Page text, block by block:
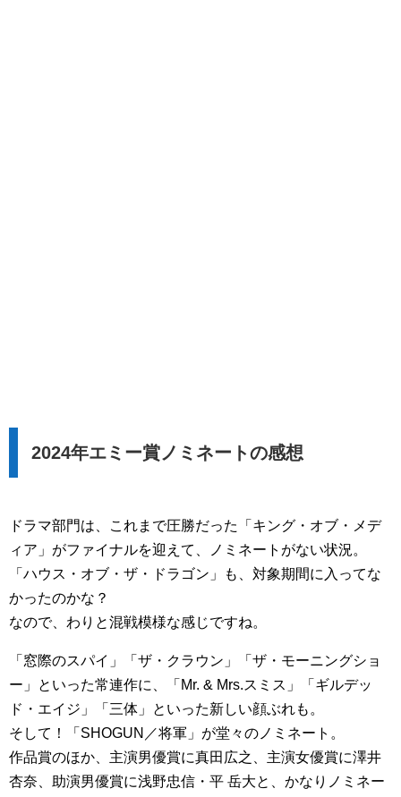
2024年エミー賞ノミネートの感想
ドラマ部門は、これまで圧勝だった「キング・オブ・メデ
ィア」がファイナルを迎えて、ノミネートがない状況。
「ハウス・オブ・ザ・ドラゴン」も、対象期間に入ってな
かったのかな？
なので、わりと混戦模様な感じですね。
「窓際のスパイ」「ザ・クラウン」「ザ・モーニングショ
ー」といった常連作に、「Mr. & Mrs.スミス」「ギルデッ
ド・エイジ」「三体」といった新しい顔ぶれも。
そして！「SHOGUN／将軍」が堂々のノミネート。
作品賞のほか、主演男優賞に真田広之、主演女優賞に澤井
杏奈、助演男優賞に浅野忠信・平 岳大と、かなりノミネー